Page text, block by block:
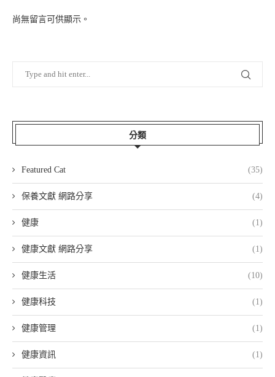
尚無留言可供顯示。
分類
Featured Cat (35)
保養文獻 網路分享 (4)
健康 (1)
健康文獻 網路分享 (1)
健康生活 (10)
健康科技 (1)
健康管理 (1)
健康資訊 (1)